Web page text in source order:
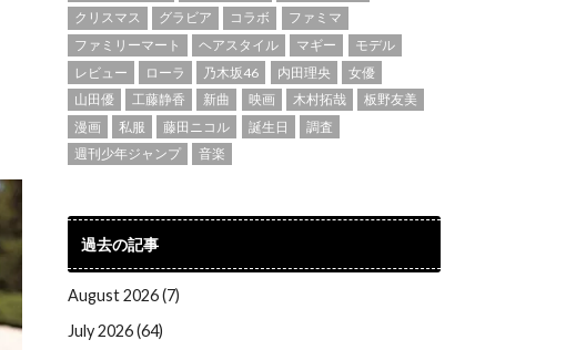
クリスマス
グラビア コラボ
ファミマ
ファミリーマート
ヘアスタイル マギー
モデル
レビュー
ローラ 乃木坂46 内田理央
女優
山田優
工藤静香 新曲 映画 木村拓哉
板野友美
漫画
私服 藤田ニコル 誕生日
調査
週刊少年ジャンプ
音楽
過去の記事
August 2026 (7)
July 2026 (64)